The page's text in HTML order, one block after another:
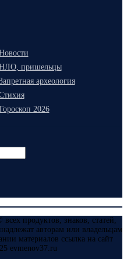
пришельцы
археология
2026
продуктов, знаков, статей,
авторам или владельцам
материалов ссылка на сайт
evmenov37.ru